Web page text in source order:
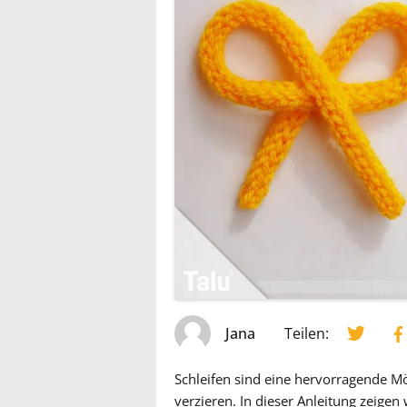
Jana Teilen:
Schleifen sind eine hervorragende
verzieren. In dieser Anleitung